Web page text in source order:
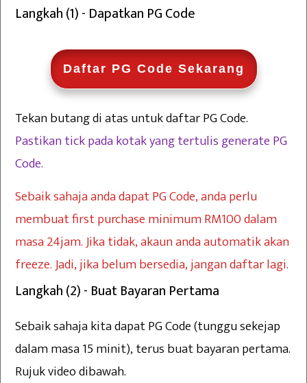
Langkah (1) - Dapatkan PG Code
Daftar PG Code Sekarang
Tekan butang di atas untuk daftar PG Code.
Pastikan tick pada kotak yang tertulis generate PG
Code.
Sebaik sahaja anda dapat PG Code, anda perlu
membuat first purchase minimum RM100 dalam
masa 24jam. Jika tidak, akaun anda automatik akan
freeze. Jadi, jika belum bersedia, jangan daftar lagi.
Langkah (2) - Buat Bayaran Pertama
Sebaik sahaja kita dapat PG Code (tunggu sekejap
dalam masa 15 minit), terus buat bayaran pertama.
Rujuk video dibawah.